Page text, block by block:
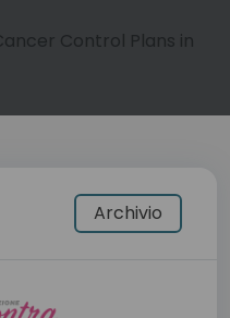
Control Plans in
Archivio